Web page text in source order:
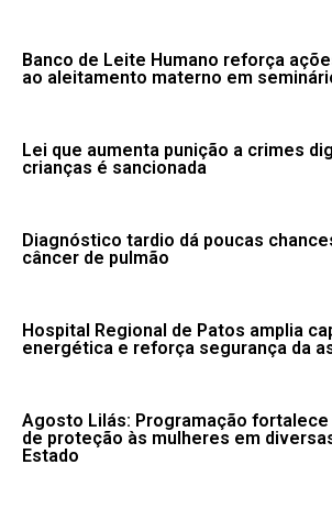
Banco de Leite Humano reforça
ao aleitamento materno em
Lei que aumenta punição a crimes
crianças é sancionada
Diagnóstico tardio dá poucas
câncer de pulmão
Hospital Regional de Patos amplia
energética e reforça segurança da
Agosto Lilás: Programação fortalece
de proteção às mulheres em
Estado